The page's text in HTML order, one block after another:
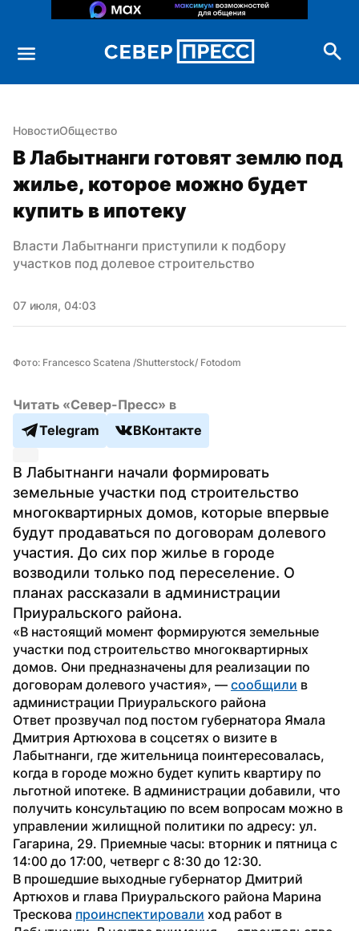
НовостиОбщество
В Лабытнанги готовят землю под
жилье, которое можно будет
купить в ипотеку
Власти Лабытнанги приступили к подбору
участков под долевое строительство
07 июля, 04:03
Фото: Francesco Scatena /Shutterstock/ Fotodom
Читать «Север-Пресс» в
Telegram
ВКонтакте
В Лабытнанги начали формировать
земельные участки под строительство
многоквартирных домов, которые впервые
будут продаваться по договорам долевого
участия. До сих пор жилье в городе
возводили только под переселение. О
планах рассказали в администрации
Приуральского района.
«В настоящий момент формируются земельные
участки под строительство многоквартирных
домов. Они предназначены для реализации по
договорам долевого участия», — сообщили в
администрации Приуральского района
Ответ прозвучал под постом губернатора Ямала
Дмитрия Артюхова в соцсетях о визите в
Лабытнанги, где жительница поинтересовалась,
когда в городе можно будет купить квартиру по
льготной ипотеке. В администрации добавили, что
получить консультацию по всем вопросам можно в
управлении жилищной политики по адресу: ул.
Гагарина, 29. Приемные часы: вторник и пятница с
14:00 до 17:00, четверг с 8:30 до 12:30.
В прошедшие выходные губернатор Дмитрий
Артюхов и глава Приуральского района Марина
Трескова проинспектировали ход работ в